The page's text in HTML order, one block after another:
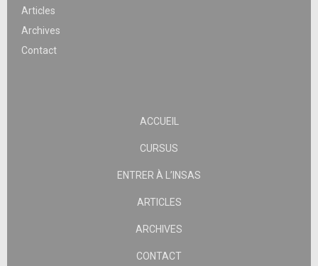
Articles
Archives
Contact
ACCUEIL
CURSUS
ENTRER À L’INSAS
ARTICLES
ARCHIVES
CONTACT